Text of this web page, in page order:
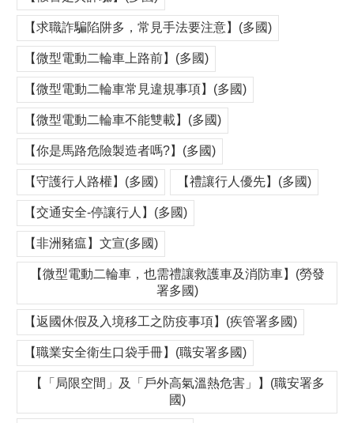
【求職詐騙陷阱多，常見手法要注意】(多國)
【微型電動二輪車上路前】(多國)
【微型電動二輪車常見違規事項】(多國)
【微型電動二輪車不能雙載】(多國)
【你是馬路危險製造者嗎?】(多國)
【守護行人路權】(多國) 【禮讓行人優先】(多國)
【交通安全-停讓行人】(多國)
【非洲豬瘟】文宣(多國)
【微型電動二輪車，也需禮讓救護車及消防車】(勞發
署多國)
【返國休假及入境移工之防疫事項】(疾管署多國)
【職業安全衛生口袋手冊】(職安署多國)
【「局限空間」及「戶外高氣溫熱危害」】(職安署多
國)